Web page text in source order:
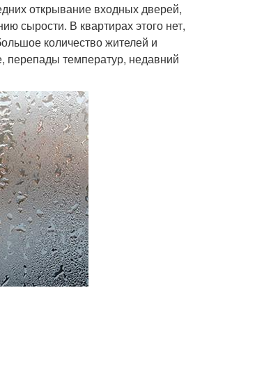
открывание входных дверей,
сырости. В квартирах этого нет,
количество жителей и
перепады температур, недавний